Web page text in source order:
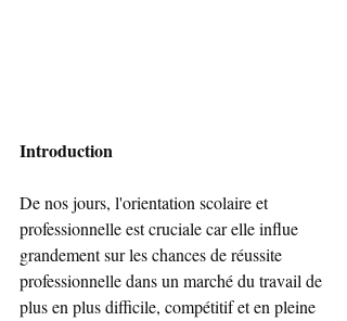
Introduction
De nos jours, l'orientation scolaire et
professionnelle est cruciale car elle influe
grandement sur les chances de réussite
professionnelle dans un marché du travail de
plus en plus difficile, compétitif et en pleine